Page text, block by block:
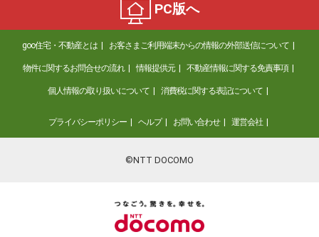
PC版へ
goo住宅・不動産とは お客さまご利用端末からの情報の外部送信について
物件に関するお問合せの流れ 情報提供元 不動産情報に関する免責事項
個人情報の取り扱いについて 消費税に関する表記について
プライバシーポリシー ヘルプ お問い合わせ 運営会社
©NTT DOCOMO